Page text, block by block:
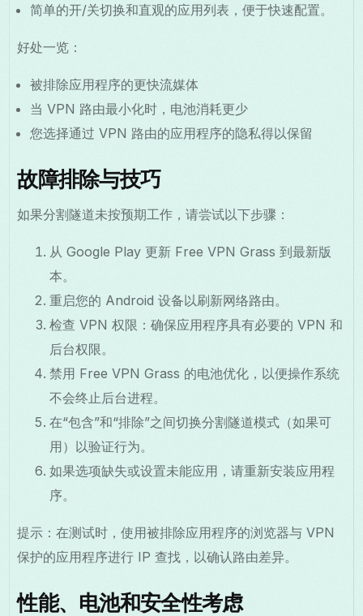
简单的开/关切换和直观的应用列表，便于快速配置。
好处一览：
被排除应用程序的更快流媒体
当 VPN 路由最小化时，电池消耗更少
您选择通过 VPN 路由的应用程序的隐私得以保留
故障排除与技巧
如果分割隧道未按预期工作，请尝试以下步骤：
从 Google Play 更新 Free VPN Grass 到最新版
本。
重启您的 Android 设备以刷新网络路由。
检查 VPN 权限：确保应用程序具有必要的 VPN 和
后台权限。
禁用 Free VPN Grass 的电池优化，以便操作系统
不会终止后台进程。
在“包含”和“排除”之间切换分割隧道模式（如果可
用）以验证行为。
如果选项缺失或设置未能应用，请重新安装应用程
序。
提示：在测试时，使用被排除应用程序的浏览器与 VPN
保护的应用程序进行 IP 查找，以确认路由差异。
性能、电池和安全性考虑